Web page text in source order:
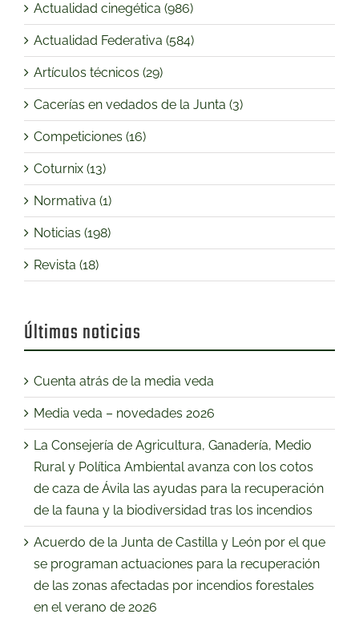
Actualidad cinegética (986)
Actualidad Federativa (584)
Artículos técnicos (29)
Cacerías en vedados de la Junta (3)
Competiciones (16)
Coturnix (13)
Normativa (1)
Noticias (198)
Revista (18)
Últimas noticias
Cuenta atrás de la media veda
Media veda – novedades 2026
La Consejería de Agricultura, Ganadería, Medio
Rural y Política Ambiental avanza con los cotos
de caza de Ávila las ayudas para la recuperación
de la fauna y la biodiversidad tras los incendios
Acuerdo de la Junta de Castilla y León por el que
se programan actuaciones para la recuperación
de las zonas afectadas por incendios forestales
en el verano de 2026